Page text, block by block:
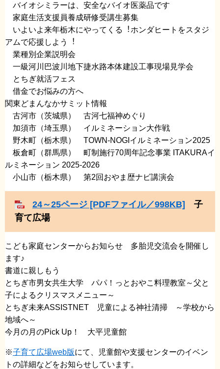
​ バイオシミラーは、安全なバイオ医薬品です
​ 家庭生活支援員養成研修受講生募集
​ いよいよ来年栃木にやってくる︕ホンダヒートをスタジ
アムで応援しよう︕
​ 業種別企業説明会
​ 一級河川巴波川地下捷水路本体建設工事現場見学会
​ とちぎ就活フェス
​ 借金でお悩みの方へ
​関東どまんなかサミット情報
​ 古河市（茨城県） 古河七福神めぐり
加須市（埼玉県） イルミネーション大作戦
​ ​野木町（栃木県） TOWN-NOGIイルミネーション2025
​板倉町（群馬県） 町制施行70周年記念事業 ITAKURAイ
ルミネーション 2025-2026
小山市（栃木県） 第2回おやま歴ナビ講演会
24～25ページ [PDFファイル／998KB]
子
育て広場
こども家庭センターからお知らせ 多胎児交流会を開催し
ます♪
​書道に親しもう
​とちぎ市男女共生大学 パパ！っとおやこ料理教室～父と
子によるクリスマスメニュー～
とちぎ未来ASSISTNET 児童による神社清掃 ～学校から
地域へ～
今月の月のPick Up！ 大平児童館
※子育て広場web版にて、児童館や支援センターのイベン
トの詳細などをお知らせしています。